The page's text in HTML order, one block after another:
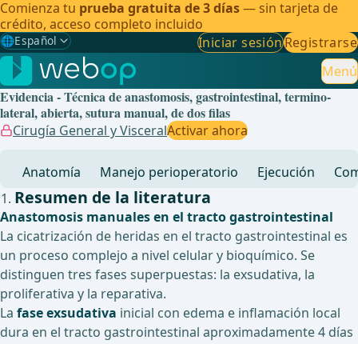
Comienza tu prueba gratuita de 3 días— sin tarjeta de
crédito, acceso completo incluido
🌐Español
Gewählte Sprache: Español
🇩🇪 Alemán
🇬🇧Inglés
🇪🇸Español ✓
🇧🇷Brasileño
Iniciar sesiónRegistrarse
Menú
Evidencia - Técnica de anastomosis, gastrointestinal, termino-
lateral, abierta, sutura manual, de dos filas
Cirugía General y VisceralActivar ahora
Anatomía Manejo perioperatorio Ejecución
Resumen de la literatura
Anastomosis manuales en el tracto gastrointestinal
La cicatrización de heridas en el tracto gastrointestinal es
un proceso complejo a nivel celular y bioquímico. Se
distinguen tres fases superpuestas: la exsudativa, la
proliferativa y la reparativa.
La fase exsudativa inicial con edema e inflamación local
dura en el tracto gastrointestinal aproximadamente 4 días